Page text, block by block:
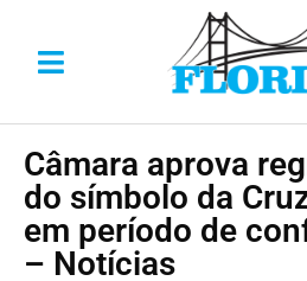
Câmara aprova
do símbolo da
em período de
– Notícias